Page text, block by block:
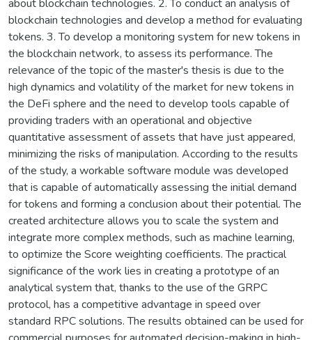
about blockchain technologies. 2. To conduct an analysis of
blockchain technologies and develop a method for evaluating
tokens. 3. To develop a monitoring system for new tokens in
the blockchain network, to assess its performance. The
relevance of the topic of the master's thesis is due to the
high dynamics and volatility of the market for new tokens in
the DeFi sphere and the need to develop tools capable of
providing traders with an operational and objective
quantitative assessment of assets that have just appeared,
minimizing the risks of manipulation. According to the results
of the study, a workable software module was developed
that is capable of automatically assessing the initial demand
for tokens and forming a conclusion about their potential. The
created architecture allows you to scale the system and
integrate more complex methods, such as machine learning,
to optimize the Score weighting coefficients. The practical
significance of the work lies in creating a prototype of an
analytical system that, thanks to the use of the GRPC
protocol, has a competitive advantage in speed over
standard RPC solutions. The results obtained can be used for